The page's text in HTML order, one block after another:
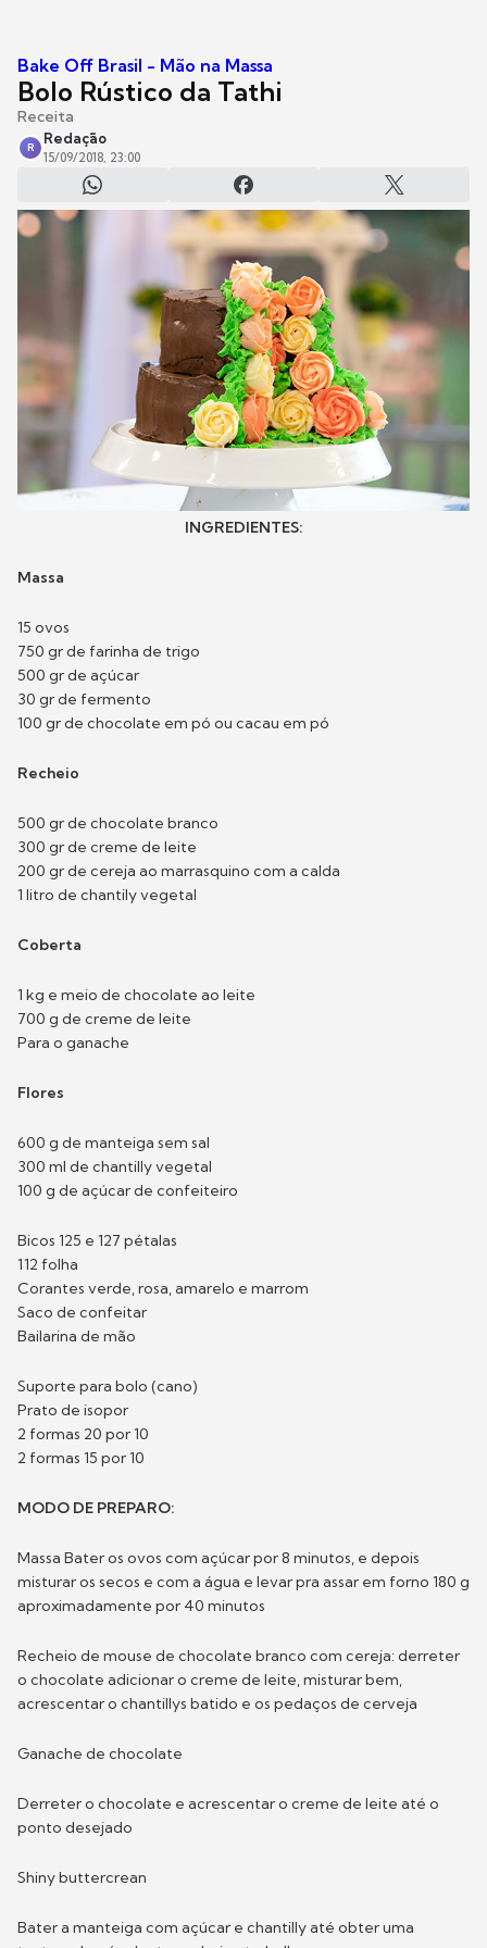
Bake Off Brasil - Mão na Massa
Bolo Rústico da Tathi
Receita
R
Redação
15/09/2018, 23:00
INGREDIENTES:
Massa
15 ovos
750 gr de farinha de trigo
500 gr de açúcar
30 gr de fermento
100 gr de chocolate em pó ou cacau em pó
Recheio
500 gr de chocolate branco
300 gr de creme de leite
200 gr de cereja ao marrasquino com a calda
1 litro de chantily vegetal
Coberta
1 kg e meio de chocolate ao leite
700 g de creme de leite
Para o ganache
Flores
600 g de manteiga sem sal
300 ml de chantilly vegetal
100 g de açúcar de confeiteiro
Bicos 125 e 127 pétalas
112 folha
Corantes verde, rosa, amarelo e marrom
Saco de confeitar
Bailarina de mão
Suporte para bolo (cano)
Prato de isopor
2 formas 20 por 10
2 formas 15 por 10
MODO DE PREPARO:
Massa Bater os ovos com açúcar por 8 minutos, e depois
misturar os secos e com a água e levar pra assar em forno 180 g
aproximadamente por 40 minutos
Recheio de mouse de chocolate branco com cereja: derreter
o chocolate adicionar o creme de leite, misturar bem,
acrescentar o chantillys batido e os pedaços de cerveja
Ganache de chocolate
Derreter o chocolate e acrescentar o creme de leite até o
ponto desejado
Shiny buttercrean
Bater a manteiga com açúcar e chantilly até obter uma